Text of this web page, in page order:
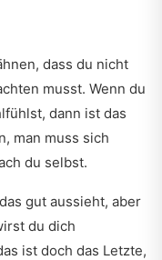
dass du nicht
musst. Wenn du
dann ist das
man muss sich
du selbst.
gut aussieht, aber
du dich
ist doch das Letzte,